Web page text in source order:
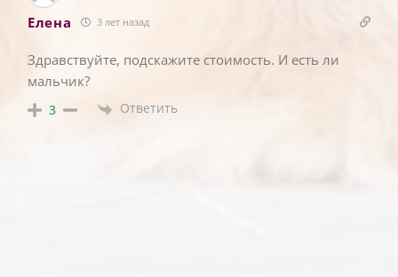
Елена 3 лет назад
Здравствуйте, подскажите стоимость. И есть ли
мальчик?
3 Ответить